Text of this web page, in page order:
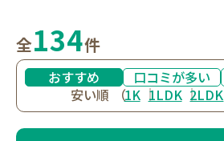
全134件
おすすめ 口コミが多い
安い順
（1K 1LDK 2LDK